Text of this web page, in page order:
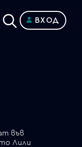
ВХОД
във
Лили